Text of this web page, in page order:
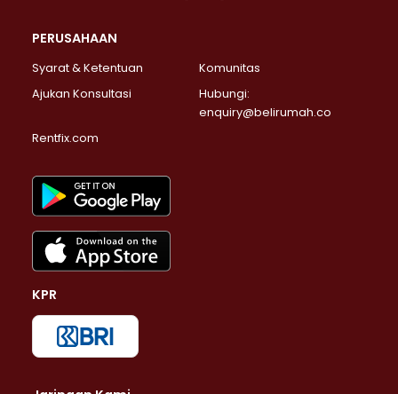
PERUSAHAAN
Syarat & Ketentuan
Komunitas
Ajukan Konsultasi
Hubungi:
enquiry@belirumah.co
Rentfix.com
KPR